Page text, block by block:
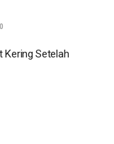
0
Kering Setelah